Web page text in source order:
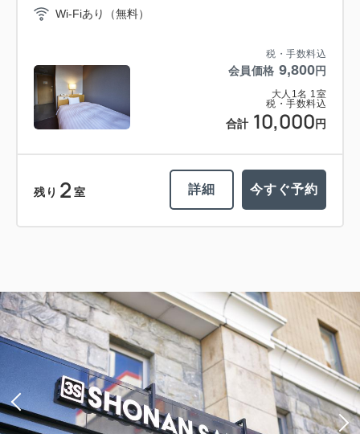
税・手数料込
会員価格 9,800円
大人 1名 1室
税・手数料込
合計 10,000 円
Wi-Fiあり（無料）
残り 2 室 詳細 今すぐ予約